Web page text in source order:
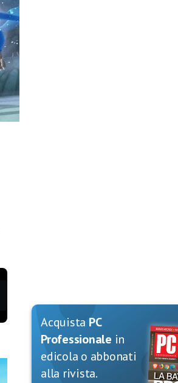
Acquista PC
Professionale in
edicola o abbonati
alla rivista.